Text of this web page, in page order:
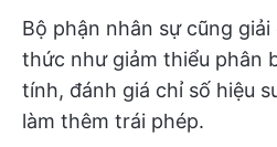
Bộ phận nhân sự cũng
thức như giảm thiểu phân
tính, đánh giá chỉ số hiệu
làm thêm trái phép.